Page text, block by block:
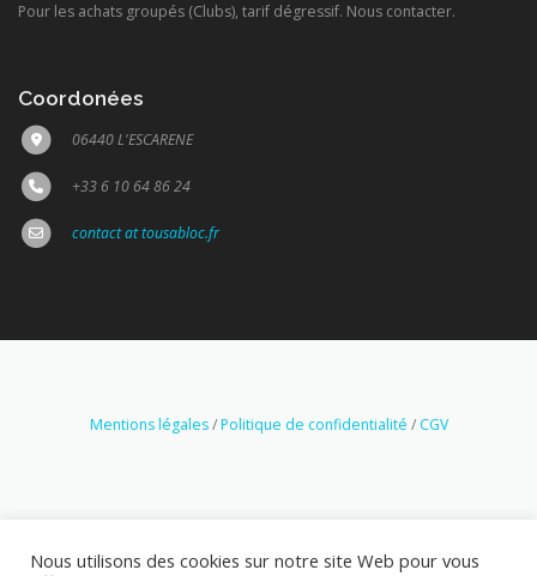
Pour les achats groupés (Clubs), tarif dégressif. Nous contacter.
Coordonées
06440 L'ESCARENE
+33 6 10 64 86 24
contact at tousabloc.fr
Mentions légales/Politique de confidentialité / CGV
Nous utilisons des cookies sur notre site Web pour vous